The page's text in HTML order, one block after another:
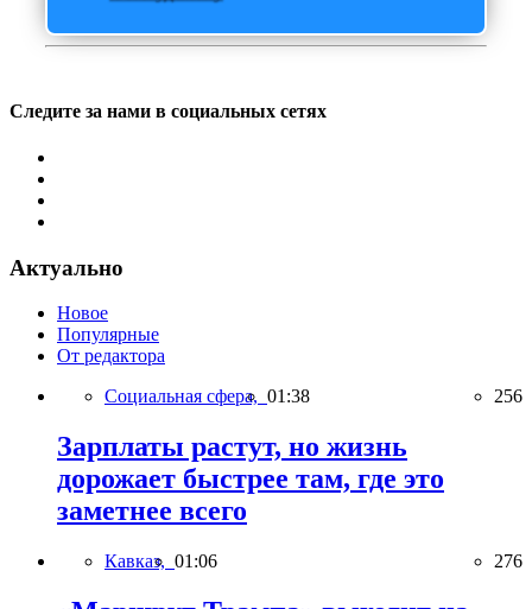
Следите за нами в социальных сетях
Актуально
Новое
Популярные
От редактора
Социальная сфера, 01:38 256
Зарплаты растут, но жизнь
дорожает быстрее там, где это
заметнее всего
Кавказ, 01:06 276